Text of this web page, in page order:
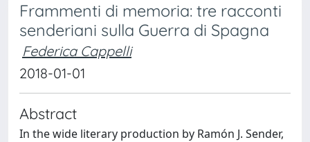
Frammenti di memoria: tre racconti
senderiani sulla Guerra di Spagna
Federica Cappelli
2018-01-01
Abstract
In the wide literary production by Ramón J. Sender,